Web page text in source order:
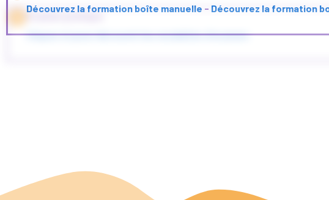
Découvrez la formation boîte manuelle - Découvrez la formation
9
Formation Post Permis (facultatif)